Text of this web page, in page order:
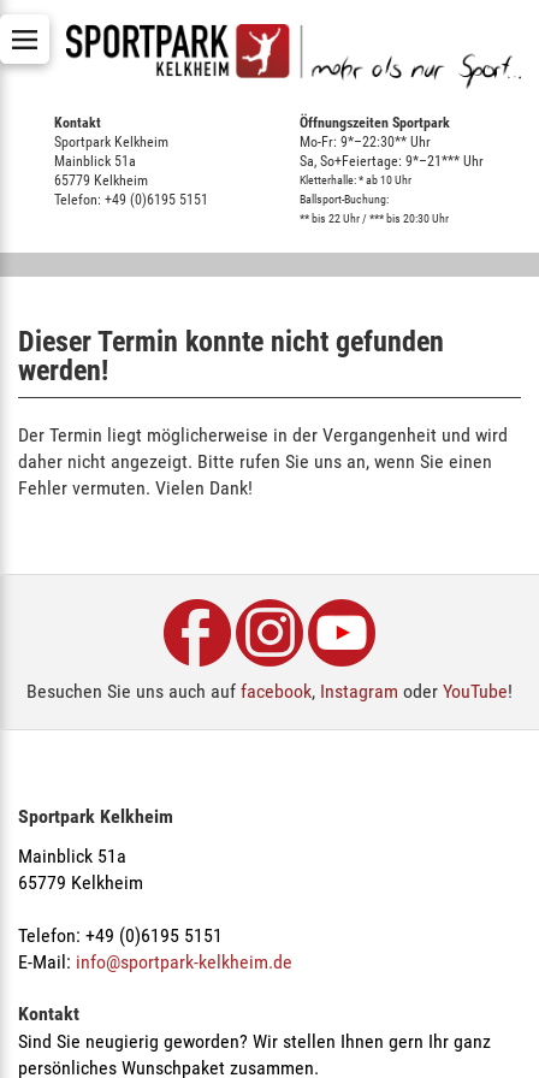
Kontakt
Sportpark Kelkheim
Mainblick 51a
65779 Kelkheim
Telefon: +49 (0)6195 5151
Öffnungszeiten Sportpark
Mo-Fr: 9*–22:30** Uhr
Sa, So+Feiertage: 9*–21*** Uhr
Kletterhalle: * ab 10 Uhr
Ballsport-Buchung:
** bis 22 Uhr / *** bis 20:30 Uhr
Dieser Termin konnte nicht gefunden
werden!
Der Termin liegt möglicherweise in der Vergangenheit und wird
daher nicht angezeigt. Bitte rufen Sie uns an, wenn Sie einen
Fehler vermuten. Vielen Dank!
Besuchen Sie uns auch auf facebook, Instagram oder YouTube!
Sportpark Kelkheim
Mainblick 51a
65779 Kelkheim
Telefon: +49 (0)6195 5151
E-Mail: info@sportpark-kelkheim.de
Kontakt
Sind Sie neugierig geworden? Wir stellen Ihnen gern Ihr ganz
persönliches Wunschpaket zusammen.